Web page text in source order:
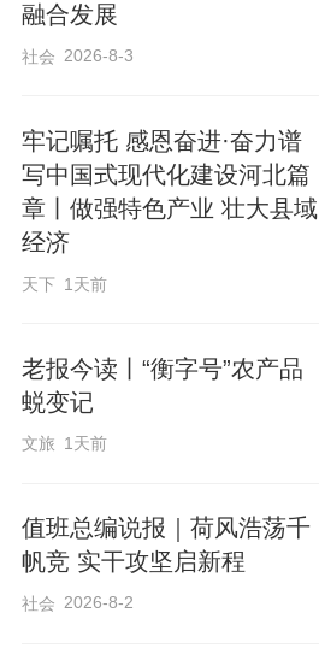
融合发展
社会 2026-8-3
牢记嘱托 感恩奋进·奋力谱
写中国式现代化建设河北篇
章丨做强特色产业 壮大县域
经济
天下 1天前
老报今读丨“衡字号”农产品
蜕变记
文旅 1天前
值班总编说报｜荷风浩荡千
帆竞 实干攻坚启新程
社会 2026-8-2